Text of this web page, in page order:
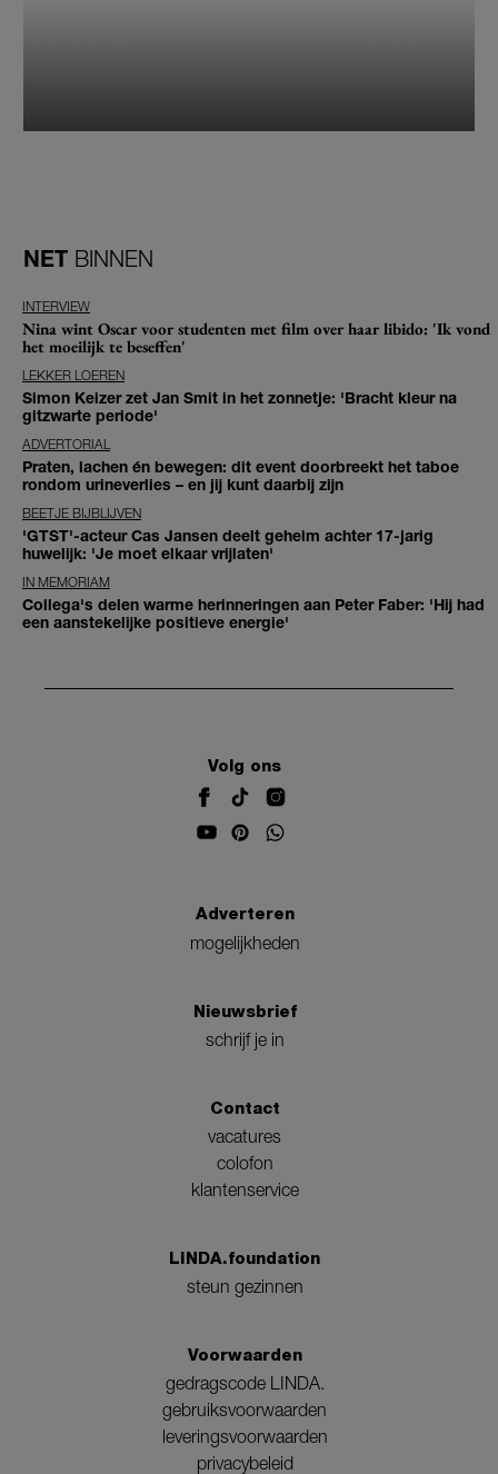
NET BINNEN
INTERVIEW
Nina wint Oscar voor studenten met film over haar libido: 'Ik vond
het moeilijk te beseffen'
LEKKER LOEREN
Simon Keizer zet Jan Smit in het zonnetje: 'Bracht kleur na
gitzwarte periode'
ADVERTORIAL
Praten, lachen én bewegen: dit event doorbreekt het taboe
rondom urineverlies – en jij kunt daarbij zijn
BEETJE BIJBLIJVEN
'GTST'-acteur Cas Jansen deelt geheim achter 17-jarig
huwelijk: 'Je moet elkaar vrijlaten'
IN MEMORIAM
Collega's delen warme herinneringen aan Peter Faber: 'Hij had
een aanstekelijke positieve energie'
Volg ons
Adverteren
mogelijkheden
Nieuwsbrief
schrijf je in
Contact
vacatures
colofon
klantenservice
LINDA.foundation
steun gezinnen
Voorwaarden
gedragscode LINDA.
gebruiksvoorwaarden
leveringsvoorwaarden
privacybeleid